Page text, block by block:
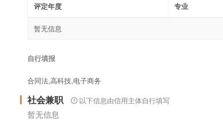
评定年度 专业
暂无信息
自行填报
合同法,高科技,电子商务
社会兼职 以下信息由信用主体自行填写
暂无信息